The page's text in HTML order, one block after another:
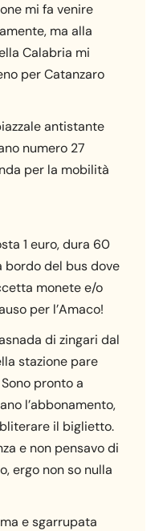
mi fa venire
ma alla
Calabria mi
per Catanzaro
antistante
numero 27
per la mobilità
1 euro, dura 60
bordo del bus dove
monete e/o
per l’Amaco!
di zingari dal
stazione pare
pronto a
l’abbonamento,
il biglietto.
e non pensavo di
ergo non so nulla
e sgarrupata